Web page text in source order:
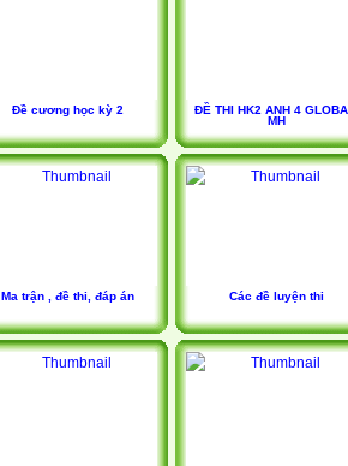
Đề cương học kỳ 2
ĐỀ THI HK2 ANH 4
MH
Ma trận , đề thi, đáp án Các đề luyện thi